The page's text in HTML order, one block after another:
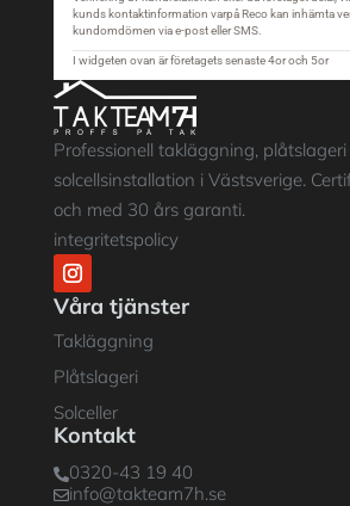
Professionell takläggning, plåtslageri
solcellsinstallation i Västsverige.
och med 30 års garanti.
integritetspolicy
Våra tjänster
Takläggning
Plåtslageri
Solceller
Kontakt
0320-43 19 40
info@takteam7h.se